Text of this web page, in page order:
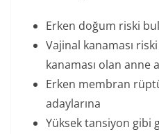
Erken doğum riski
Vajinal kanaması
kanaması olan anne
Erken membran
adaylarına
Yüksek tansiyon gibi